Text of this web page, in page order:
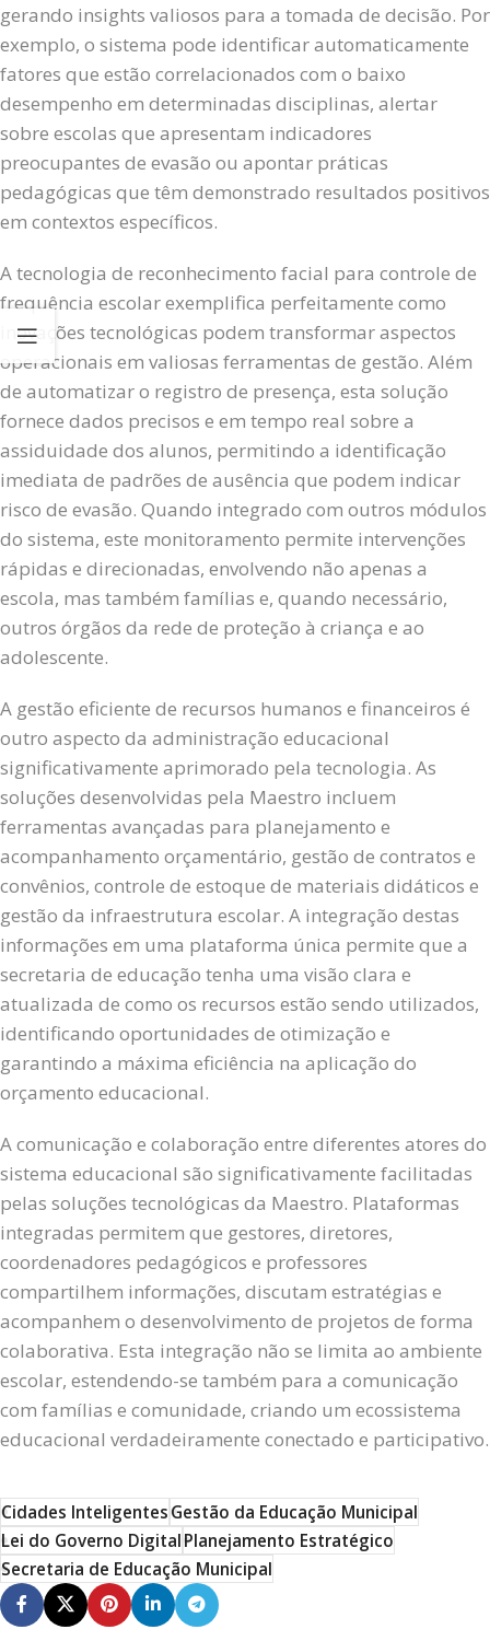
gerando insights valiosos para a tomada de decisão. Por
exemplo, o sistema pode identificar automaticamente
fatores que estão correlacionados com o baixo
desempenho em determinadas disciplinas, alertar
sobre escolas que apresentam indicadores
preocupantes de evasão ou apontar práticas
pedagógicas que têm demonstrado resultados positivos
em contextos específicos.
A tecnologia de reconhecimento facial para controle de
frequência escolar exemplifica perfeitamente como
inovações tecnológicas podem transformar aspectos
operacionais em valiosas ferramentas de gestão. Além
de automatizar o registro de presença, esta solução
fornece dados precisos e em tempo real sobre a
assiduidade dos alunos, permitindo a identificação
imediata de padrões de ausência que podem indicar
risco de evasão. Quando integrado com outros módulos
do sistema, este monitoramento permite intervenções
rápidas e direcionadas, envolvendo não apenas a
escola, mas também famílias e, quando necessário,
outros órgãos da rede de proteção à criança e ao
adolescente.
A gestão eficiente de recursos humanos e financeiros é
outro aspecto da administração educacional
significativamente aprimorado pela tecnologia. As
soluções desenvolvidas pela Maestro incluem
ferramentas avançadas para planejamento e
acompanhamento orçamentário, gestão de contratos e
convênios, controle de estoque de materiais didáticos e
gestão da infraestrutura escolar. A integração destas
informações em uma plataforma única permite que a
secretaria de educação tenha uma visão clara e
atualizada de como os recursos estão sendo utilizados,
identificando oportunidades de otimização e
garantindo a máxima eficiência na aplicação do
orçamento educacional.
A comunicação e colaboração entre diferentes atores do
sistema educacional são significativamente facilitadas
pelas soluções tecnológicas da Maestro. Plataformas
integradas permitem que gestores, diretores,
coordenadores pedagógicos e professores
compartilhem informações, discutam estratégias e
acompanhem o desenvolvimento de projetos de forma
colaborativa. Esta integração não se limita ao ambiente
escolar, estendendo-se também para a comunicação
com famílias e comunidade, criando um ecossistema
educacional verdadeiramente conectado e participativo.
Cidades InteligentesGestão da Educação Municipal
Lei do Governo DigitalPlanejamento Estratégico
Secretaria de Educação Municipal